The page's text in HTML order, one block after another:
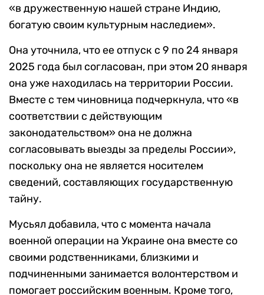
«в дружественную нашей стране Индию,
богатую своим культурным наследием».
Она уточнила, что ее отпуск с 9 по 24 января
2025 года был согласован, при этом 20 января
она уже находилась на территории России.
Вместе с тем чиновница подчеркнула, что «в
соответствии с действующим
законодательством» она не должна
согласовывать выезды за пределы России»,
поскольку она не является носителем
сведений, составляющих государственную
тайну.
Мусьял добавила, что с момента начала
военной операции на Украине она вместе со
своими родственниками, близкими и
подчиненными занимается волонтерством и
помогает российским военным. Кроме того,